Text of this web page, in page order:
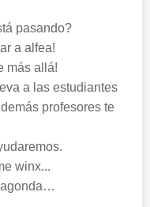
pasando?
a alfea!
más allá!
a las estudiantes
profesores te
winx...